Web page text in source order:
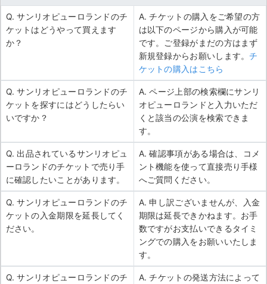
Q. サンリオピューロランドのチ
ケットはどうやって買えます
か？
A. チケットの購入をご希望の方
は以下のページから購入が可能
です。ご登録がまだの方はまず
新規登録からお願いします。チ
ケットの購入はこちら
Q. サンリオピューロランドのチ
ケットを探すにはどうしたらい
いですか？
A. ページ上部の検索欄にサンリ
オピューロランドと入力いただ
くと該当の公演を検索できま
す。
Q. 出品されているサンリオピュ
ーロランドのチケットで売り手
に確認したいことがあります。
A. 確認事項がある場合は、コメ
ント機能を使って直接売り手様
へご質問ください。
Q. サンリオピューロランドのチ
ケットの入金期限を延長してく
ださい。
A. 申し訳ございませんが、入金
期限は延長できかねます。お手
数ですがお支払いできるタイミ
ングでの購入をお願いいたしま
す。
Q. サンリオピューロランドのチ
A. チケットの発送方法によって